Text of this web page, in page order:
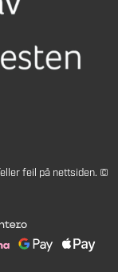
feil på nettsiden. ©